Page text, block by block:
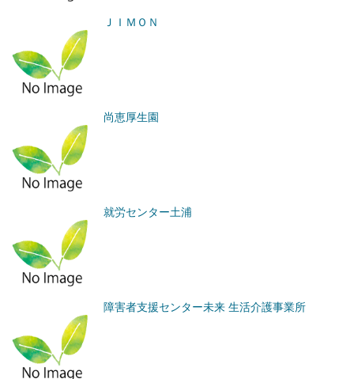
ＪＩＭＯＮ
尚恵厚生園
就労センター土浦
障害者支援センター未来 生活介護事業所